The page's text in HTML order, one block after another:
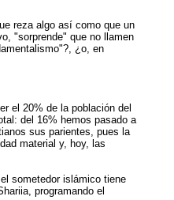
reza algo así como que un
"sorprende" que no llamen
¿o, en
el 20% de la población del
del 16% hemos pasado a
sus parientes, pues la
material y, hoy, las
sometedor islámico tiene
programando el